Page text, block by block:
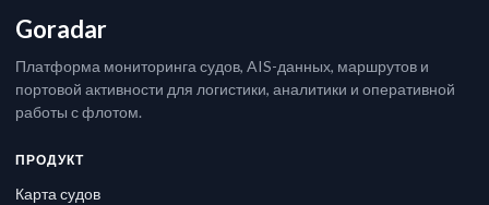
Goradar
Платформа мониторинга судов, AIS-данных, маршрутов и
портовой активности для логистики, аналитики и оперативной
работы с флотом.
ПРОДУКТ
Карта судов